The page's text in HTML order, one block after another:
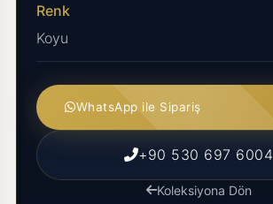
Renk
Koyu
WhatsApp ile Sipariş
+90 530 697 6004
Koleksiyona Dön